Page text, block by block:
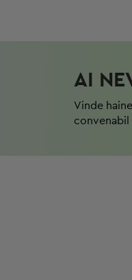
AI
Vinde
convenabil